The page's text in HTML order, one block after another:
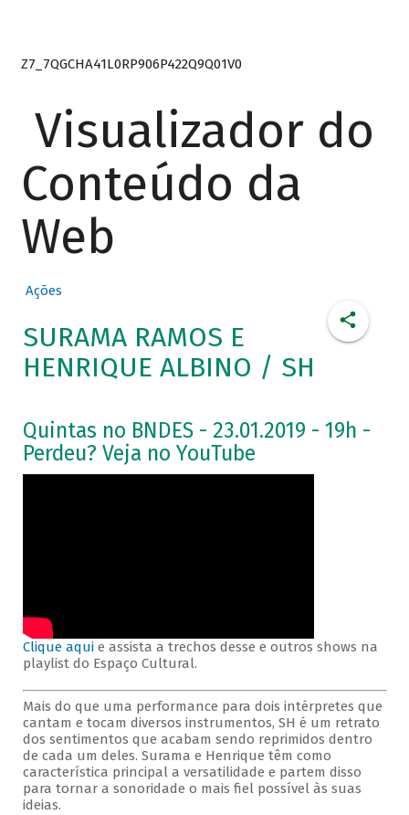
Z7_7QGCHA41L0RP906P422Q9Q01V0
Visualizador do
Conteúdo da
Web
Ações
SURAMA RAMOS E
HENRIQUE ALBINO / SH
Quintas no BNDES - 23.01.2019 - 19h -
Perdeu? Veja no YouTube
Clique aquie assista a trechos desse e outros shows na
playlist do Espaço Cultural.
Mais do que uma performance para dois intérpretes que
cantam e tocam diversos instrumentos, SH é um retrato
dos sentimentos que acabam sendo reprimidos dentro
de cada um deles. Surama e Henrique têm como
característica principal a versatilidade e partem disso
para tornar a sonoridade o mais fiel possível às suas
ideias.